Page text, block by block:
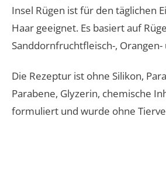
Insel Rügen ist für den täglichen
Haar geeignet. Es basiert auf
Sanddornfruchtfleisch-,
Die Rezeptur ist ohne Silikon,
Parabene, Glyzerin, chemische
formuliert und wurde ohne